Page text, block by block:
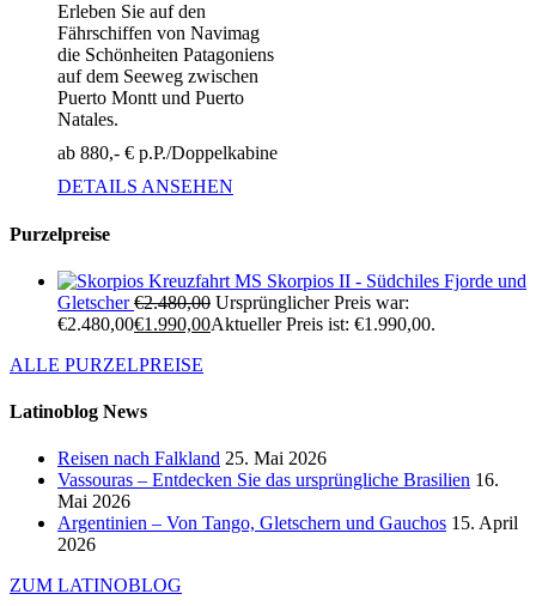
Erleben Sie auf den
Fährschiffen von Navimag
die Schönheiten Patagoniens
auf dem Seeweg zwischen
Puerto Montt und Puerto
Natales.
ab 880,- € p.P./Doppelkabine
DETAILS ANSEHEN
Purzelpreise
Kreuzfahrt MS Skorpios II - Südchiles Fjorde und
Gletscher €2.480,00 Ursprünglicher Preis war:
€2.480,00€1.990,00Aktueller Preis ist: €1.990,00.
ALLE PURZELPREISE
Latinoblog News
Reisen nach Falkland 25. Mai 2026
Vassouras – Entdecken Sie das ursprüngliche Brasilien 16.
Mai 2026
Argentinien – Von Tango, Gletschern und Gauchos 15. April
2026
ZUM LATINOBLOG